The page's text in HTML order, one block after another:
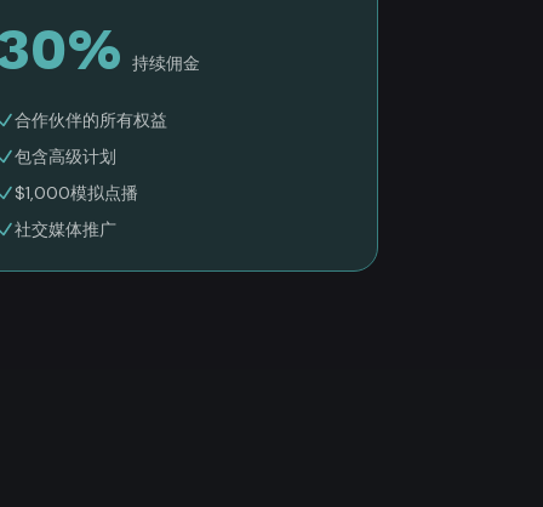
持续佣金
合作伙伴的所有权益
包含高级计划
$1,000模拟点播
社交媒体推广